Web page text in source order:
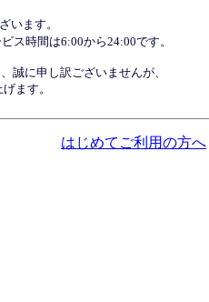
います。
ス時間は6:00から24:00です。
誠に申し訳ございませんが、
ます。
はじめてご利用の方へ